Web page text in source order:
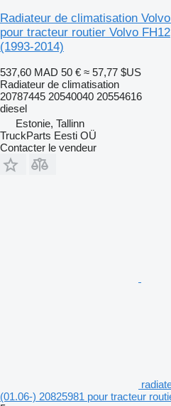
Radiateur de climatisation
pour tracteur routier Volvo
(1993-2014)
537,60 MAD 50 € ≈ 57,77 $US
Radiateur de climatisation
20787445 20540040 20554616
diesel
Estonie, Tallinn
TruckParts Eesti OÜ
Contacter le vendeur
(01.06-) 20825981 pour tracteur